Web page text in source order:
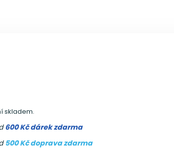
skladem.
600 Kč dárek zdarma
500 Kč doprava zdarma